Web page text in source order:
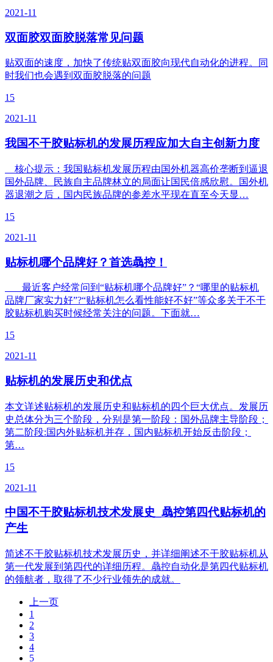
2021-11
双面胶双面胶脱落常见问题
贴双面的速度，加快了传统贴双面胶向现代自动化的进程。同
时我们也会遇到双面胶脱落的问题
15
2021-11
我国不干胶贴标机的发展历程应加大自主创新力度
核心提示：我国贴标机发展历程由国外机器高价垄断到逼退
国外品牌、民族自主品牌林立的局面让国民倍感欣慰。国外机
器退潮之后，国内民族品牌的参差水平现在直至今天显…
15
2021-11
贴标机哪个品牌好？首选骉控！
最近客户经常问到“贴标机哪个品牌好”？“哪里的贴标机
品牌厂家实力好”?“贴标机怎么看性能好不好”等众多关于不干
胶贴标机购买时候经常关注的问题。下面就…
15
2021-11
贴标机的发展历史和优点
本文详述贴标机的发展历史和贴标机的四个巨大优点。发展历
史总体分为三个阶段，分别是第一阶段：国外品牌主导阶段；
第二阶段:国内外贴标机并存，国内贴标机开始反击阶段；
第…
15
2021-11
中国不干胶贴标机技术发展史_骉控第四代贴标机的
产生
简述不干胶贴标机技术发展历史，并详细阐述不干胶贴标机从
第一代发展到第四代的详细历程。骉控自动化是第四代贴标机
的领航者，取得了不少行业领先的成就。
上一页
1
2
3
4
5